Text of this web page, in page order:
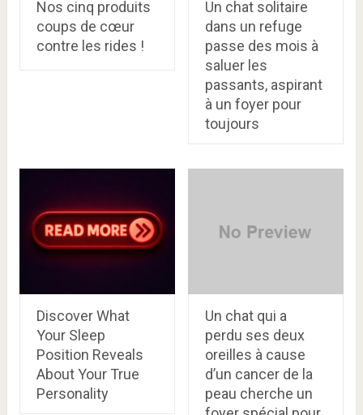
Nos cinq produits
coups de cœur
contre les rides !
Un chat solitaire
dans un refuge
passe des mois à
saluer les
passants, aspirant
à un foyer pour
toujours
Discover What
Your Sleep
Position Reveals
About Your True
Personality
Un chat qui a
perdu ses deux
oreilles à cause
d’un cancer de la
peau cherche un